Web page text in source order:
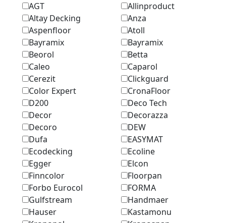
AGT
Allinproduct
Altay Decking
Anza
Aspenfloor
Atoll
Bayramix
Bayramix
Beorol
Betta
Caleo
Caparol
Cerezit
Clickguard
Color Expert
CronaFloor
D200
Deco Tech
Decor
Decorazza
Decoro
DEW
Dufa
EASYMAT
Ecodecking
Ecoline
Egger
Elcon
Finncolor
Floorpan
Forbo Eurocol
FORMA
Gulfstream
Handmaer
Hauser
Kastamonu